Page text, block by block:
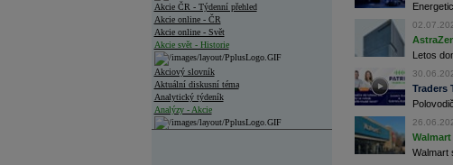
Akcie ČR - Týdenní přehled
Akcie online - ČR
Akcie online - Svět
Akcie svět - Historie
Akciový slovník
Aktuální diskusní téma
Analytický týdeník
Analýzy - Akcie
Letos
Traders
Walmart